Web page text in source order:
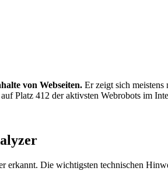
von Webseiten. Er zeigt sich
Platz 412 der aktivsten Webrobots im
Die wichtigsten technischen